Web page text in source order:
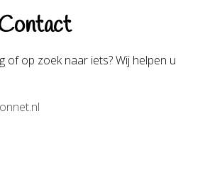
of op zoek naar iets? Wij helpen u